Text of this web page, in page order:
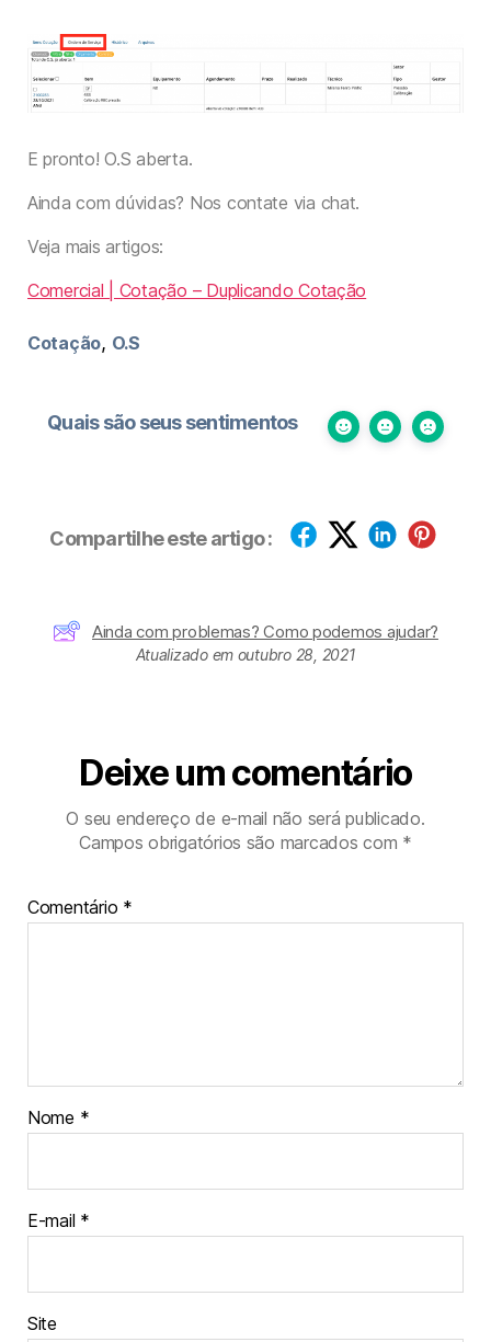
E pronto! O.S aberta.
Ainda com dúvidas? Nos contate via chat.
Veja mais artigos:
Comercial | Cotação – Duplicando Cotação
Cotação, O.S
Quais são seus sentimentos
Compartilhe este artigo :
Ainda com problemas? Como podemos ajudar?
Atualizado em outubro 28, 2021
Deixe um comentário
O seu endereço de e-mail não será publicado.
Campos obrigatórios são marcados com *
Comentário *
Nome *
E-mail *
Site